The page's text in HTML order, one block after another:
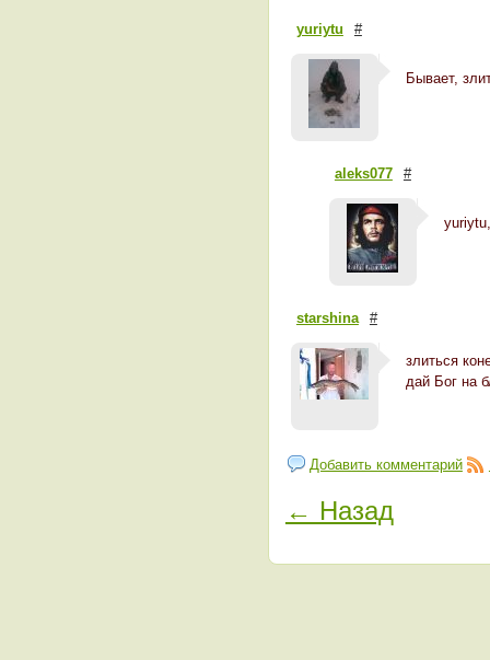
yuriytu #
Бывает,
aleks077 #
starshina #
злиться
дай Бог на
Добавить комментарий
← Назад